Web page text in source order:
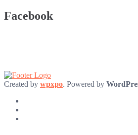
Facebook
Created by wpxpo. Powered by